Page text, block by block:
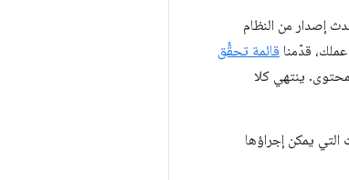
إلى الإصدار 3 من ملف البيان، وهو أحدث إصدار من النظام
قائمة تحقُّق
ينتهي كلا
التي يمكن إجراؤها